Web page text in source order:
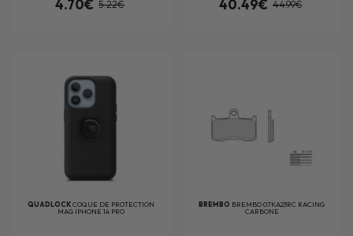
4.70€ 5.22€ 40.49€ 44.99€
QUADLOCKCOQUE DE PROTECTION
MAG IPHONE 14 PRO
BREMBO BREMBO 07KA23RC RACING
CARBONE